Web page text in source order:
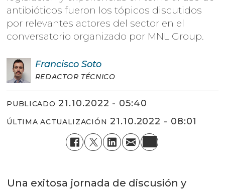
antibióticos fueron los tópicos discutidos
por relevantes actores del sector en el
conversatorio organizado por MNL Group.
Francisco Soto
REDACTOR TÉCNICO
PUBLICADO 21.10.2022 - 05:40
ÚLTIMA ACTUALIZACIÓN 21.10.2022 - 08:01
Una exitosa jornada de discusión y